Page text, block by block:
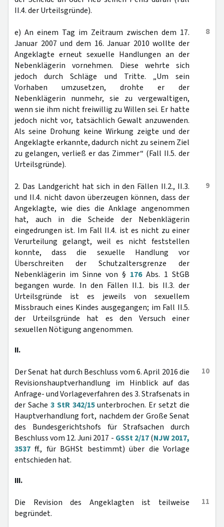
II.4. der Urteilsgründe).
8
e) An einem Tag im Zeitraum zwischen dem 17.
Januar 2007 und dem 16. Januar 2010 wollte der
Angeklagte erneut sexuelle Handlungen an der
Nebenklägerin vornehmen. Diese wehrte sich
jedoch durch Schläge und Tritte. „Um sein
Vorhaben umzusetzen, drohte er der
Nebenklägerin nunmehr, sie zu vergewaltigen,
wenn sie ihm nicht freiwillig zu Willen sei. Er hatte
jedoch nicht vor, tatsächlich Gewalt anzuwenden.
Als seine Drohung keine Wirkung zeigte und der
Angeklagte erkannte, dadurch nicht zu seinem Ziel
zu gelangen, verließ er das Zimmer“ (Fall II.5. der
Urteilsgründe).
9
2. Das Landgericht hat sich in den Fällen II.2., II.3.
und II.4. nicht davon überzeugen können, dass der
Angeklagte, wie dies die Anklage angenommen
hat, auch in die Scheide der Nebenklägerin
eingedrungen ist. Im Fall II.4. ist es nicht zu einer
Verurteilung gelangt, weil es nicht feststellen
konnte, dass die sexuelle Handlung vor
Überschreiten der Schutzaltersgrenze der
Nebenklägerin im Sinne von § 176Abs. 1 StGB
begangen wurde. In den Fällen II.1. bis II.3. der
Urteilsgründe ist es jeweils von sexuellem
Missbrauch eines Kindes ausgegangen; im Fall II.5.
der Urteilsgründe hat es den Versuch einer
sexuellen Nötigung angenommen.
II.
10
Der Senat hat durch Beschluss vom 6. April 2016 die
Revisionshauptverhandlung im Hinblick auf das
Anfrage- und Vorlageverfahren des 3. Strafsenats in
der Sache 3 StR 342/15unterbrochen. Er setzt die
Hauptverhandlung fort, nachdem der Große Senat
des Bundesgerichtshofs für Strafsachen durch
Beschluss vom 12. Juni 2017 - GSSt 2/17(NJW 2017,
3537 ff., für BGHSt bestimmt) über die Vorlage
entschieden hat.
III.
11
Die Revision des Angeklagten ist teilweise
begründet.